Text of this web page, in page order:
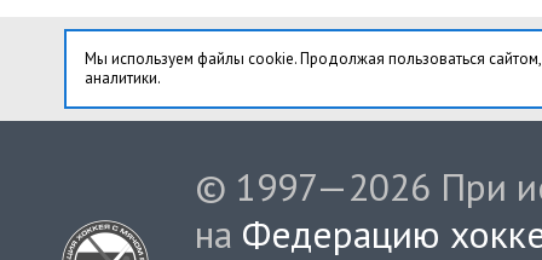
Мы используем файлы cookie. Продолжая пользоваться
аналитики.
© 1997—2026 При
на Федерацию